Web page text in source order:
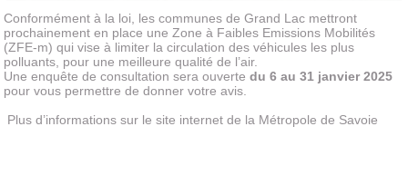
Conformément à la loi, les communes de Grand Lac mettront
prochainement en place une Zone à Faibles Emissions Mobilités
(ZFE-m) qui vise à limiter la circulation des véhicules les plus
polluants, pour une meilleure qualité de l’air.
Une enquête de consultation sera ouvertedu 6 au 31 janvier 2025
pour vous permettre de donner votre avis.
Plus d’informations sur le site internet de la Métropole de Savoie